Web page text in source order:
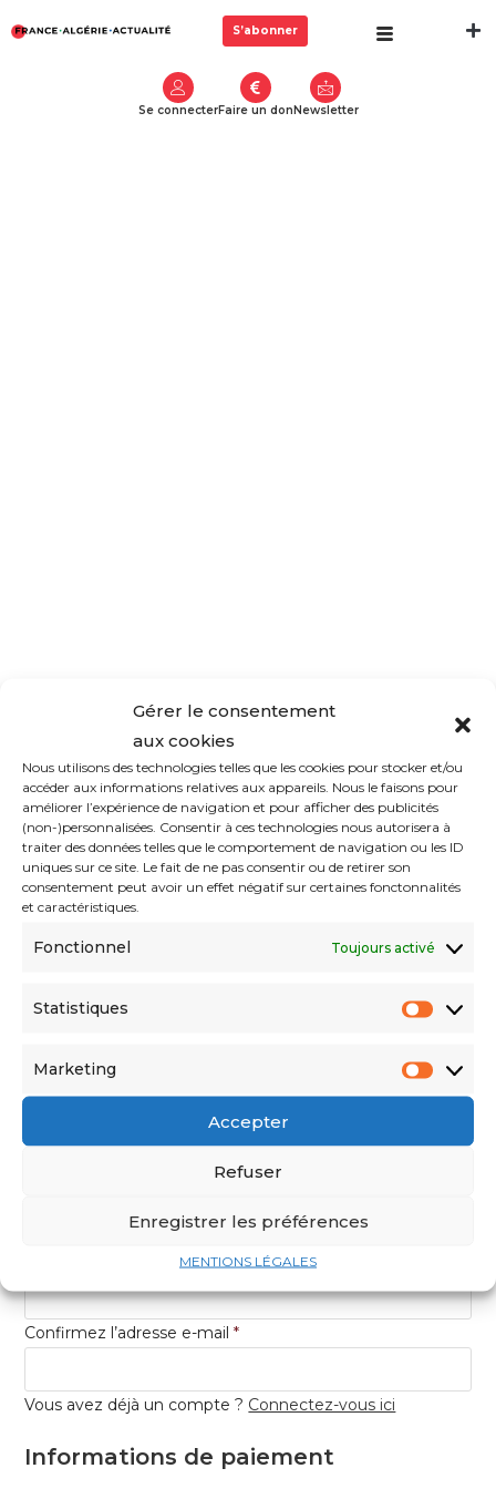
Gérer le consentement
aux cookies
Nous utilisons des technologies telles que les cookies pour stocker et/ou
accéder aux informations relatives aux appareils. Nous le faisons pour
améliorer l’expérience de navigation et pour afficher des publicités
(non-)personnalisées. Consentir à ces technologies nous autorisera à
traiter des données telles que le comportement de navigation ou les ID
uniques sur ce site. Le fait de ne pas consentir ou de retirer son
consentement peut avoir un effet négatif sur certaines fonctonnalités
et caractéristiques.
Fonctionnel Toujours activé
Statistiques
Marketing
Accepter
Refuser
Enregistrer les préférences
MENTIONS LÉGALES
S’abonner
Se connecterFaire un donNewsletter
Membership Information
You have selected the59,99 € / 12 moismembership
level.
Le tarif d’adhésion est de59.99€.
L’adhésion expire après 12 Mois.
Informations du compte
Nom d'utilisateur
Mot de passe*
Confirmez l’adresse e-mail *
Vous avez déjà un compte ? Connectez-vous ici
Informations de paiement